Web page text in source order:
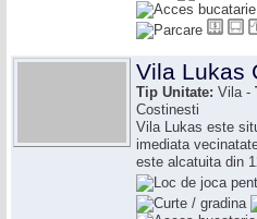
Vila Lukas
Tip Unitate: Vila -
Costinesti
Vila Lukas este
imediata
este alcatuita din